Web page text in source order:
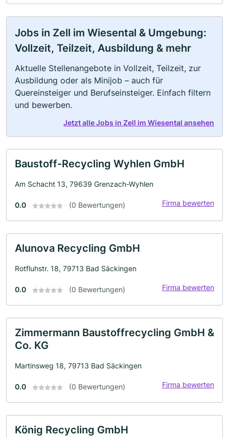
Jobs in Zell im Wiesental & Umgebung:
Vollzeit, Teilzeit, Ausbildung & mehr
Aktuelle Stellenangebote in Vollzeit, Teilzeit, zur
Ausbildung oder als Minijob – auch für
Quereinsteiger und Berufseinsteiger. Einfach filtern
und bewerben.
Jetzt alle Jobs in Zell im Wiesental ansehen
Baustoff-Recycling Wyhlen GmbH
Am Schacht 13, 79639 Grenzach-Wyhlen
0.0 (0 Bewertungen) Firma bewerten
Alunova Recycling GmbH
Rotfluhstr. 18, 79713 Bad Säckingen
0.0 (0 Bewertungen) Firma bewerten
Zimmermann Baustoffrecycling GmbH &
Co. KG
Martinsweg 18, 79713 Bad Säckingen
0.0 (0 Bewertungen) Firma bewerten
König Recycling GmbH